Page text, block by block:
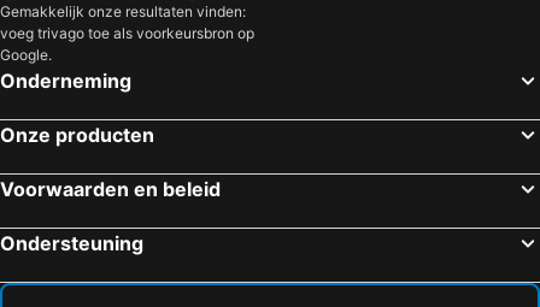
Casa Caballero Hotel Boutique
Dos Quebradas, hotels with pools
Gemakkelijk onze resultaten vinden:
voeg trivago toe als voorkeursbron op
Google.
Onderneming
Onze producten
Voorwaarden en beleid
Ondersteuning